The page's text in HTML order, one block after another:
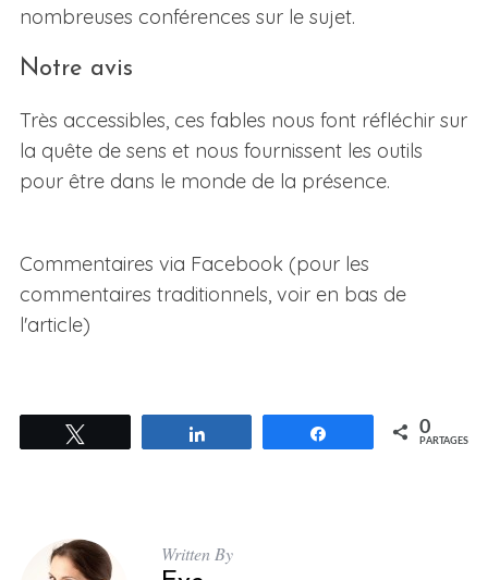
nombreuses conférences sur le sujet.
Notre avis
Très accessibles, ces fables nous font réfléchir sur
la quête de sens et nous fournissent les outils
pour être dans le monde de la présence.
Commentaires via Facebook (pour les
commentaires traditionnels, voir en bas de
l'article)
Partagez 0
PARTAGES
Written By